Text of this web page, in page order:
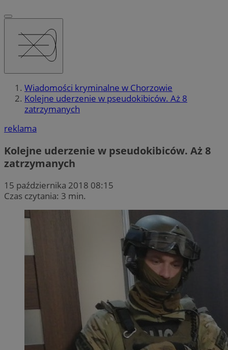
Wiadomości kryminalne w Chorzowie
Kolejne uderzenie w pseudokibiców. Aż 8
zatrzymanych
reklama
Kolejne uderzenie w pseudokibiców. Aż 8
zatrzymanych
15 października 2018 08:15
Czas czytania: 3 min.